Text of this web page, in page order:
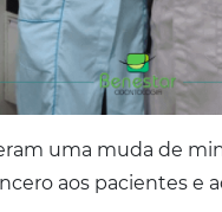
uma muda de
aos pacientes e